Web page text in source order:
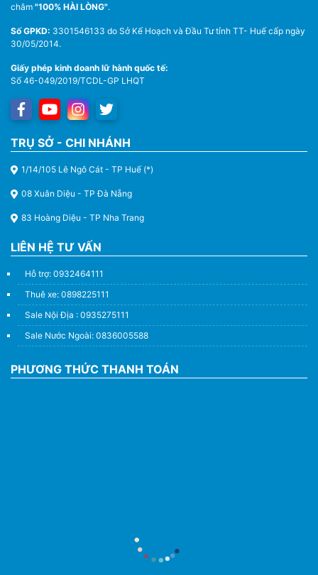
châm "100% HÀI LÒNG".
Số GPKD: 3301546133 do Sở Kế Hoạch và Đầu Tư tỉnh TT- Huế cấp ngày
30/05/2014.
Giấy phép kinh doanh lữ hành quốc tế:
Số 46-049/2019/TCDL-GP LHQT
TRỤ SỞ - CHI NHÁNH
1/14/105 Lê Ngô Cát - TP Huế (*)
08 Xuân Diệu - TP Đà Nẵng
83 Hoàng Diệu - TP Nha Trang
LIÊN HỆ TƯ VẤN
Hỗ trợ: 0932464111
Thuê xe: 0898225111
Sale Nội Địa : 0935275111
Sale Nước Ngoài: 0836005588
PHƯƠNG THỨC THANH TOÁN